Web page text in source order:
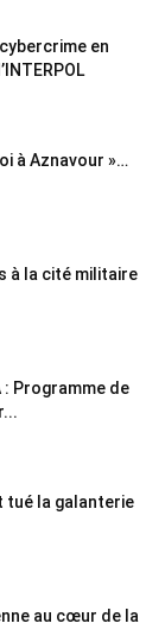
en
à Aznavour »…
à la cité militaire
: Programme de
tué la galanterie
au cœur de la